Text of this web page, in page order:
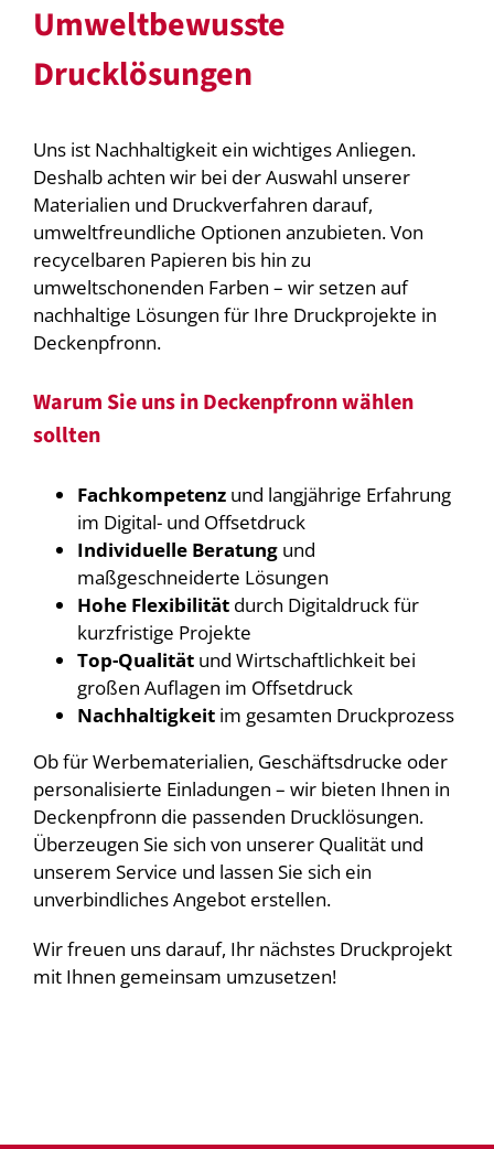
Umweltbewusste
Drucklösungen
Uns ist Nachhaltigkeit ein wichtiges Anliegen.
Deshalb achten wir bei der Auswahl unserer
Materialien und Druckverfahren darauf,
umweltfreundliche Optionen anzubieten. Von
recycelbaren Papieren bis hin zu
umweltschonenden Farben – wir setzen auf
nachhaltige Lösungen für Ihre Druckprojekte in
Deckenpfronn.
Warum Sie uns in Deckenpfronn wählen
sollten
Fachkompetenzund langjährige Erfahrung
im Digital- und Offsetdruck
Individuelle Beratungund
maßgeschneiderte Lösungen
Hohe Flexibilitätdurch Digitaldruck für
kurzfristige Projekte
Top-Qualitätund Wirtschaftlichkeit bei
großen Auflagen im Offsetdruck
Nachhaltigkeitim gesamten Druckprozess
Ob für Werbematerialien, Geschäftsdrucke oder
personalisierte Einladungen – wir bieten Ihnen in
Deckenpfronn die passenden Drucklösungen.
Überzeugen Sie sich von unserer Qualität und
unserem Service und lassen Sie sich ein
unverbindliches Angebot erstellen.
Wir freuen uns darauf, Ihr nächstes Druckprojekt
mit Ihnen gemeinsam umzusetzen!